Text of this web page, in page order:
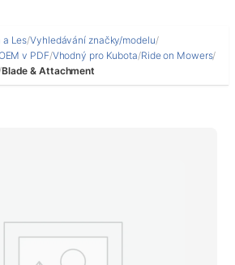
a Les/Vyhledávání značky/modelu/
v PDF/Vhodný pro Kubota/Ride on Mowers/
/Blade & Attachment